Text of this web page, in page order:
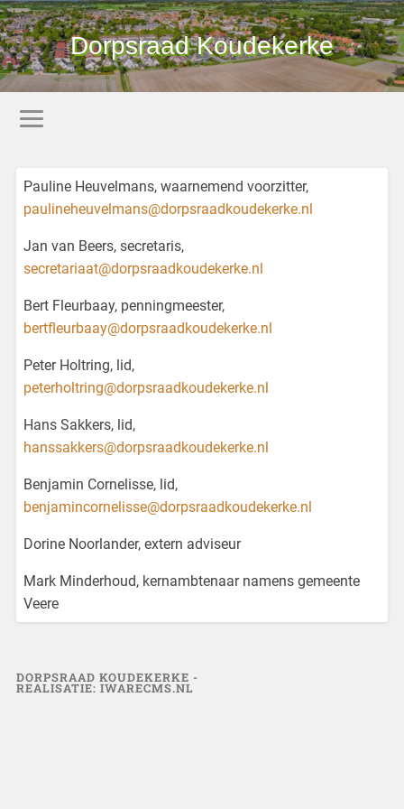
Dorpsraad Koudekerke
Pauline Heuvelmans, waarnemend voorzitter,
paulineheuvelmans@dorpsraadkoudekerke.nl
Jan van Beers, secretaris,
secretariaat@dorpsraadkoudekerke.nl
Bert Fleurbaay, penningmeester,
bertfleurbaay@dorpsraadkoudekerke.nl
Peter Holtring, lid,
peterholtring@dorpsraadkoudekerke.nl
Hans Sakkers, lid,
hanssakkers@dorpsraadkoudekerke.nl
Benjamin Cornelisse, lid,
benjamincornelisse@dorpsraadkoudekerke.nl
Dorine Noorlander, extern adviseur
Mark Minderhoud, kernambtenaar namens gemeente
Veere